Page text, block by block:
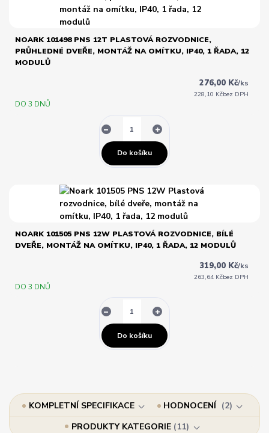
NOARK 101498 PNS 12T PLASTOVÁ ROZVODNICE,
PRŮHLEDNÉ DVEŘE, MONTÁŽ NA OMÍTKU, IP40, 1 ŘADA, 12
MODULŮ
276,00 Kč/ks
228,10 Kčbez DPH
DO 3 DNŮ
Do košíku
NOARK 101505 PNS 12W PLASTOVÁ ROZVODNICE, BÍLÉ
DVEŘE, MONTÁŽ NA OMÍTKU, IP40, 1 ŘADA, 12 MODULŮ
319,00 Kč/ks
263,64 Kčbez DPH
DO 3 DNŮ
Do košíku
KOMPLETNÍ SPECIFIKACE HODNOCENÍ
2
PRODUKTY KATEGORIE 11